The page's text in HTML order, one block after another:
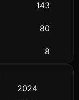
143
80
8
2024